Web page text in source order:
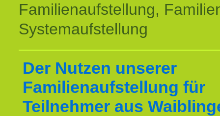
Familienaufstellung,
Systemaufstellung
Der Nutzen unserer
Familienaufstellung für
Teilnehmer aus